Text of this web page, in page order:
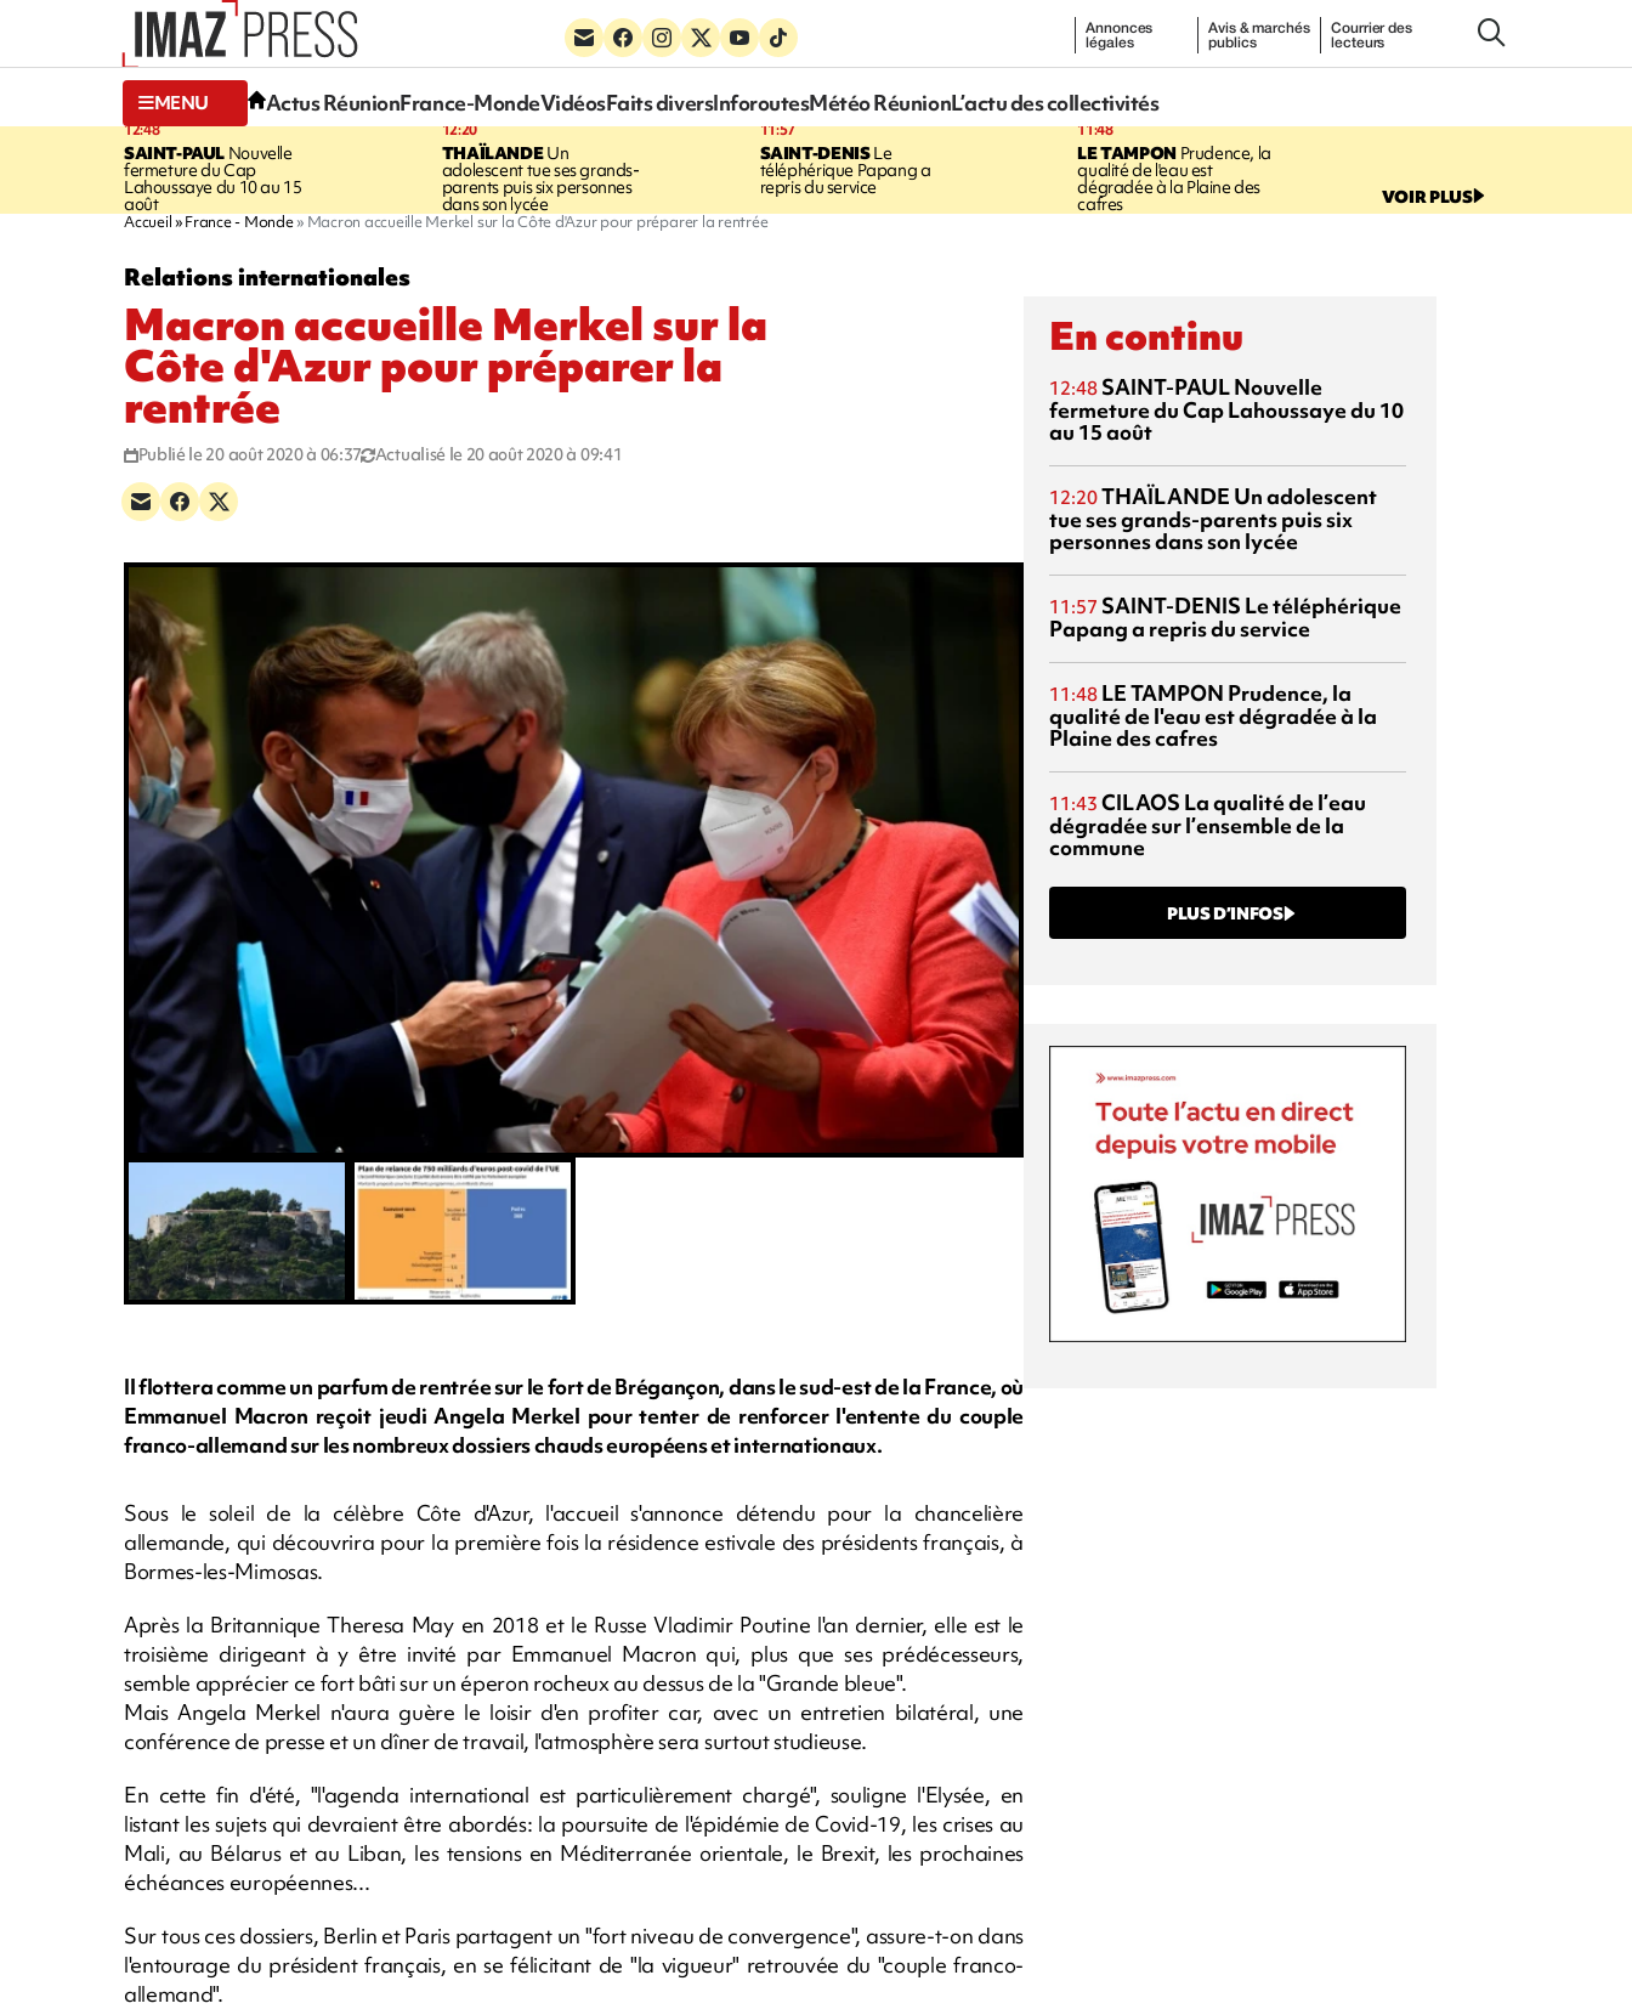
Annonces
légales
Avis & marchés
publics
Courrier des
lecteurs
MENU Actus RéunionFrance-MondeVidéosFaits diversInforoutesMétéo RéunionL’actu des collectivités
12:48
SAINT-PAUL Nouvelle
fermeture du Cap
Lahoussaye du 10 au 15
août
12:20
THAÏLANDEUn
adolescent tue ses grands-
parents puis six personnes
dans son lycée
11:57
SAINT-DENISLe
téléphérique Papang a
repris du service
11:48
LE TAMPONPrudence, la
qualité de l'eau est
dégradée à la Plaine des
cafres VOIR PLUS
Accueil France - Monde Macron accueille Merkel sur la Côte d'Azur pour préparer la rentrée
Relations internationales
Macron accueille Merkel sur la
Côte d'Azur pour préparer la
rentrée
Publié le 20 août 2020 à 06:37 Actualisé le 20 août 2020 à 09:41
Il flottera comme un parfum de rentrée sur le fort de Brégançon, dans le sud-est de la France, où
Emmanuel Macron reçoit jeudi Angela Merkel pour tenter de renforcer l'entente du couple
franco-allemand sur les nombreux dossiers chauds européens et internationaux.
Sous le soleil de la célèbre Côte d'Azur, l'accueil s'annonce détendu pour la chancelière
allemande, qui découvrira pour la première fois la résidence estivale des présidents français, à
Bormes-les-Mimosas.
Après la Britannique Theresa May en 2018 et le Russe Vladimir Poutine l'an dernier, elle est le
troisième dirigeant à y être invité par Emmanuel Macron qui, plus que ses prédécesseurs,
semble apprécier ce fort bâti sur un éperon rocheux au dessus de la "Grande bleue".
Mais Angela Merkel n'aura guère le loisir d'en profiter car, avec un entretien bilatéral, une
conférence de presse et un dîner de travail, l'atmosphère sera surtout studieuse.
En cette fin d'été, "l'agenda international est particulièrement chargé", souligne l'Elysée, en
listant les sujets qui devraient être abordés: la poursuite de l'épidémie de Covid-19, les crises au
Mali, au Bélarus et au Liban, les tensions en Méditerranée orientale, le Brexit, les prochaines
échéances européennes...
Sur tous ces dossiers, Berlin et Paris partagent un "fort niveau de convergence", assure-t-on dans
l'entourage du président français, en se félicitant de "la vigueur" retrouvée du "couple franco-
allemand".
En continu
12:48 SAINT-PAULNouvelle
fermeture du Cap Lahoussaye du 10
au 15 août
12:20THAÏLANDE Un adolescent
tue ses grands-parents puis six
personnes dans son lycée
11:57 SAINT-DENIS Le téléphérique
Papang a repris du service
11:48 LE TAMPON Prudence, la
qualité de l'eau est dégradée à la
Plaine des cafres
11:43 CILAOS La qualité de l’eau
dégradée sur l’ensemble de la
commune
PLUS D’INFOS